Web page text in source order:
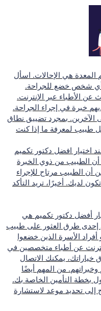
هي الإحالات. اسأل
أي شخص خضع للجراحة.
الأطباء عبر الإنترنت.
خبرة في إجراء الجراحة.
الآخرين. بمجرد تضييق نطاق
طبيب لمعرفة ما إذا كنت
اختيار افضل دكتور تكميم
أن الطبيب من ذوي الخبرة
أن الطبيب مرتاح للإجراء
لديك. أخيرًا، تريد التأكد
أفضل دكتور تكميم هي
إحدى طرق العثور على طبيب
الأسرة الذين خضعوا
عن أطباء متخصصين في
يمكنك الاتصال
من المهم أيضًا
بخطة التأمين الخاصة بك.
تحديد موعد لاستشارة